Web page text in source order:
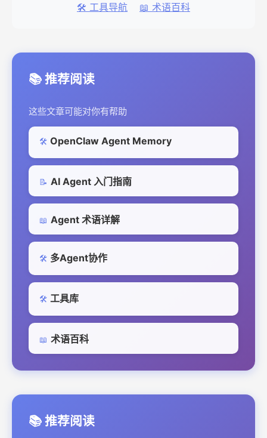
🛠️ 工具导航
📖 术语百科
📚 推荐阅读
这些文章可能对你有帮助
🛠️ OpenClaw Agent Memory
📝 AI Agent 入门指南
📖 Agent 术语详解
🛠️ 多Agent协作
🛠️ 工具库
📖 术语百科
📚 推荐阅读